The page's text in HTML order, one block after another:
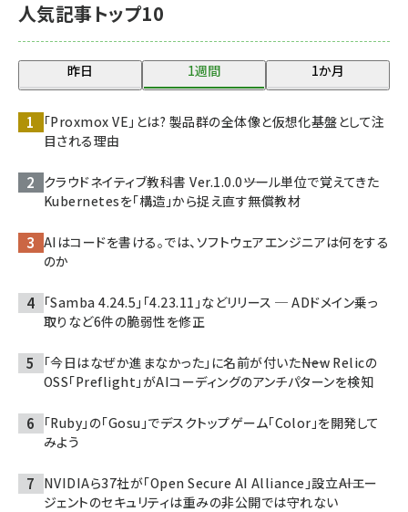
人気記事トップ10
昨日 1週間 1か月
「Proxmox VE」とは? 製品群の全体像と仮想化基盤として注
目される理由
クラウドネイティブ教科書 Ver.1.0.0――ツール単位で覚えてきた
Kubernetesを「構造」から捉え直す無償教材
AIはコードを書ける。では、ソフトウェアエンジニアは何をする
のか
「Samba 4.24.5」「4.23.11」などリリース ─ ADドメイン乗っ
取りなど6件の脆弱性を修正
「今日はなぜか進まなかった」に名前が付いた――New Relicの
OSS「Preflight」がAIコーディングのアンチパターンを検知
「Ruby」の「Gosu」でデスクトップゲーム「Color」を開発して
みよう
NVIDIAら37社が「Open Secure AI Alliance」設立――AIエー
ジェントのセキュリティは重みの非公開では守れない